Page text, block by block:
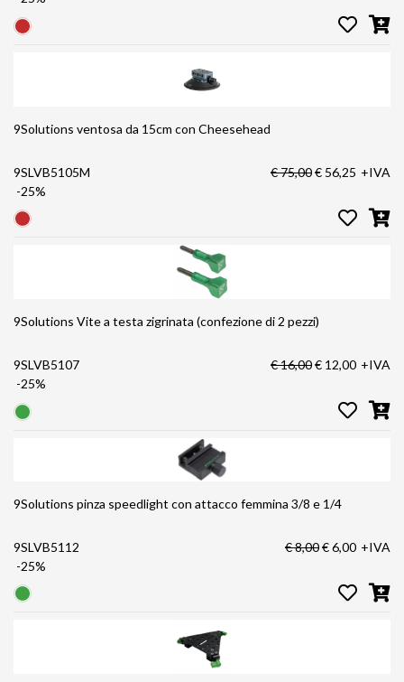
9Solutions ventosa da 15cm con Cheesehead
9SLVB5105M
-25%
€ 75,00€ 56,25 +IVA
9Solutions Vite a testa zigrinata (confezione di 2 pezzi)
9SLVB5107
-25%
€ 16,00€ 12,00 +IVA
9Solutions pinza speedlight con attacco femmina 3/8 e 1/4
9SLVB5112
-25%
€ 8,00€ 6,00 +IVA